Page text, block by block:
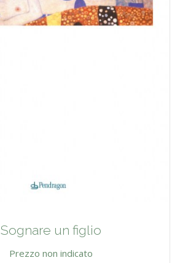
Sognare un figlio
Prezzo non indicato